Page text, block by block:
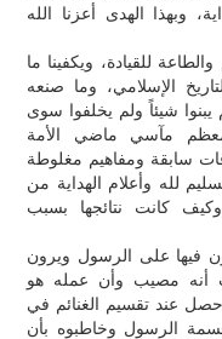
وبهذا الهدى أعزنا الله
للقيادة، ويكفينا ما
الإسلامي، وما صنعه
شيئاً ولم يخلفوا سوى
معظم مآسي ماضي الأمة
سابقة ومفاهيم مغلوطة
لله وأعلام الهداية من
كانت نتائجها بسبب
فيها على الرسول ويرون
أنه مصيب وأن عمله هو
عند تقسيم الغنائم في
الرسول وخاطبوه بأن